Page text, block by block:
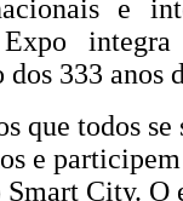
e
dos 333 anos
que todos se
e participem
Smart City. O